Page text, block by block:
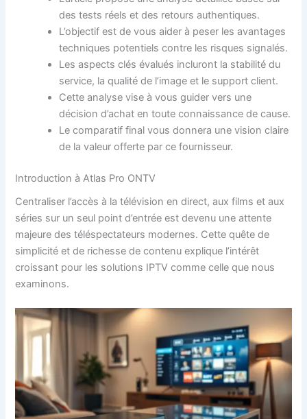
des tests réels et des retours authentiques.
L’objectif est de vous aider à peser les avantages
techniques potentiels contre les risques signalés.
Les aspects clés évalués incluront la stabilité du
service, la qualité de l’image et le support client.
Cette analyse vise à vous guider vers une
décision d’achat en toute connaissance de cause.
Le comparatif final vous donnera une vision claire
de la valeur offerte par ce fournisseur.
Introduction à Atlas Pro ONTV
Centraliser l’accès à la télévision en direct, aux films et aux
séries sur un seul point d’entrée est devenu une attente
majeure des téléspectateurs modernes. Cette quête de
simplicité et de richesse de contenu explique l’intérêt
croissant pour les solutions IPTV comme celle que nous
examinons.